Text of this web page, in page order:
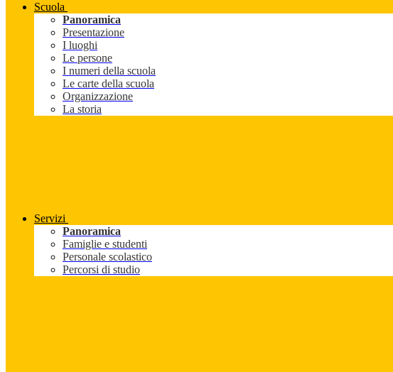
Scuola
Panoramica
Presentazione
I luoghi
Le persone
I numeri della scuola
Le carte della scuola
Organizzazione
La storia
Servizi
Panoramica
Famiglie e studenti
Personale scolastico
Percorsi di studio